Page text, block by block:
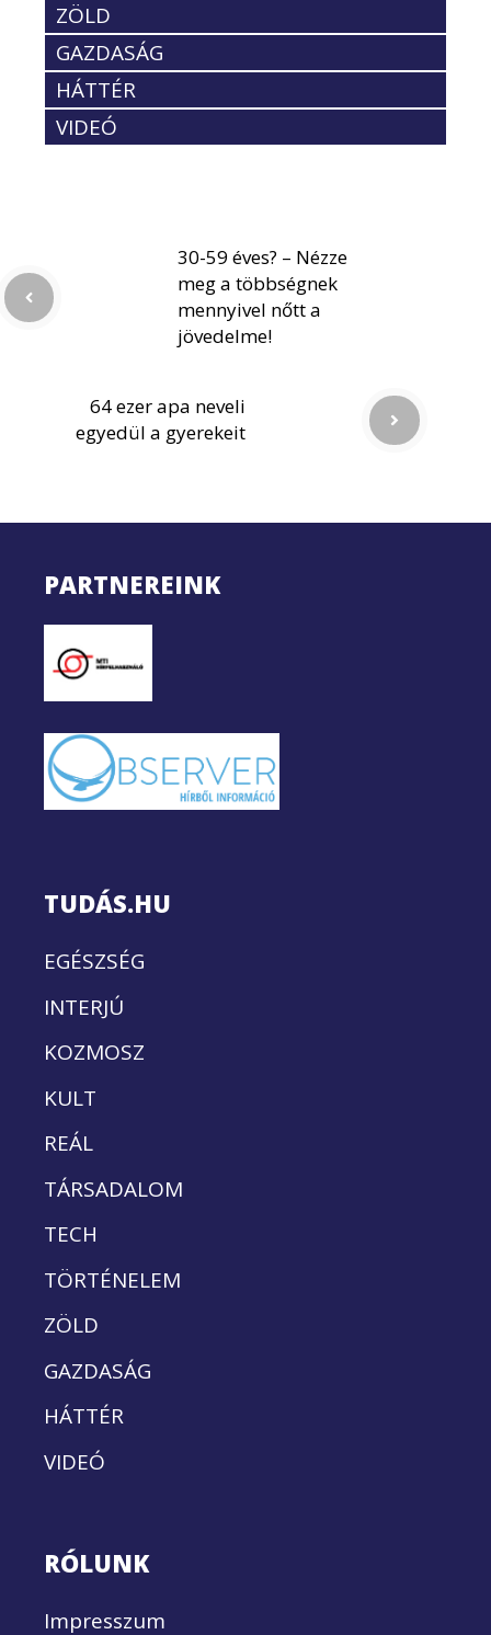
ZÖLD
GAZDASÁG
HÁTTÉR
VIDEÓ
30-59 éves? – Nézze
meg a többségnek
mennyivel nőtt a
jövedelme!
64 ezer apa neveli
egyedül a gyerekeit
PARTNEREINK
TUDÁS.HU
EGÉSZSÉG
INTERJÚ
KOZMOSZ
KULT
REÁL
TÁRSADALOM
TECH
TÖRTÉNELEM
ZÖLD
GAZDASÁG
HÁTTÉR
VIDEÓ
RÓLUNK
Impresszum